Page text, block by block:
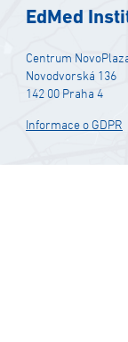
EdMed
Centrum
Novodvorská 136
142 00 Praha 4
Informace o GDPR